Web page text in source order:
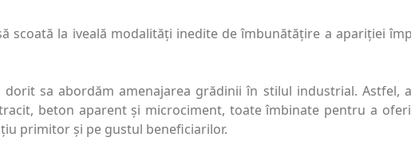
scoată la iveală modalități inedite de îmbunătățire a apariției
sa abordăm amenajarea grădinii în stilul industrial. Astfel,
beton aparent și microciment, toate îmbinate pentru a
primitor și pe gustul beneficiarilor.